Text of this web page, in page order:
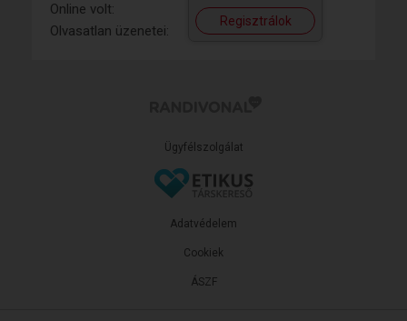
Online volt:
Olvasatlan üzenetei:
Regisztrálok
Ügyfélszolgálat
ÁSZF
Adatvédelem
Cookiek